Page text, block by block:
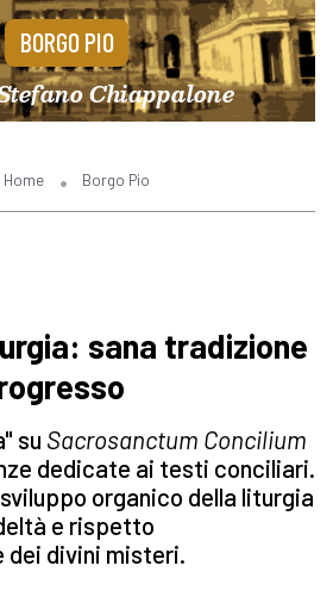
BORGO PIO
Chiappalone
Home Borgo Pio
sana tradizione
su Sacrosanctum Concilium
dedicate ai testi conciliari.
organico della liturgia
e rispetto
dei divini misteri.